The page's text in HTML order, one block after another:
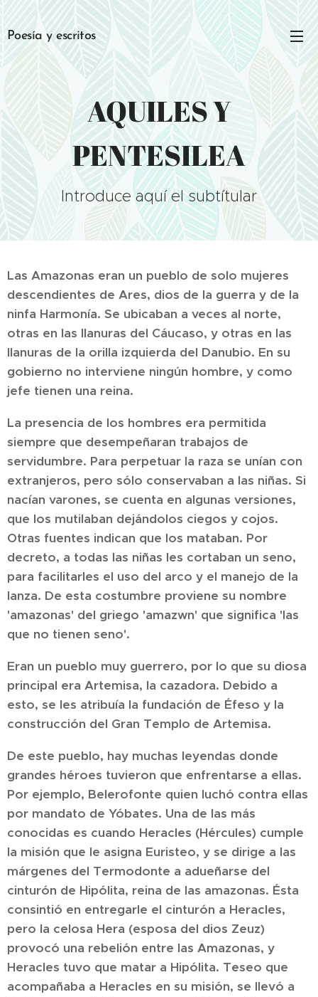
Poesía y escritos
AQUILES Y
PENTESILEA
Introduce aquí el subtítular
Las Amazonas eran un pueblo de solo mujeres
descendientes de Ares, dios de la guerra y de la
ninfa Harmonía. Se ubicaban a veces al norte,
otras en las llanuras del Cáucaso, y otras en las
llanuras de la orilla izquierda del Danubio. En su
gobierno no interviene ningún hombre, y como
jefe tienen una reina.
La presencia de los hombres era permitida
siempre que desempeñaran trabajos de
servidumbre. Para perpetuar la raza se unían con
extranjeros, pero sólo conservaban a las niñas. Si
nacían varones, se cuenta en algunas versiones,
que los mutilaban dejándolos ciegos y cojos.
Otras fuentes indican que los mataban. Por
decreto, a todas las niñas les cortaban un seno,
para facilitarles el uso del arco y el manejo de la
lanza. De esta costumbre proviene su nombre
'amazonas' del griego 'amazwn' que significa 'las
que no tienen seno'.
Eran un pueblo muy guerrero, por lo que su diosa
principal era Artemisa, la cazadora. Debido a
esto, se les atribuía la fundación de Éfeso y la
construcción del Gran Templo de Artemisa.
De este pueblo, hay muchas leyendas donde
grandes héroes tuvieron que enfrentarse a ellas.
Por ejemplo, Belerofonte quien luchó contra ellas
por mandato de Yóbates. Una de las más
conocidas es cuando Heracles (Hércules) cumple
la misión que le asigna Euristeo, y se dirige a las
márgenes del Termodonte a adueñarse del
cinturón de Hipólita, reina de las amazonas. Ésta
consintió en entregarle el cinturón a Heracles,
pero la celosa Hera (esposa del dios Zeuz)
provocó una rebelión entre las Amazonas, y
Heracles tuvo que matar a Hipólita. Teseo que
acompañaba a Heracles en su misión, se llevó a